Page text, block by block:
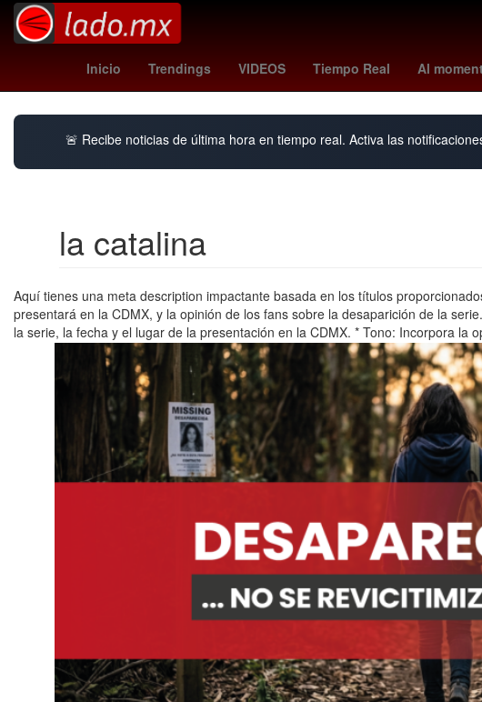
Inicio Trendings VIDEOS Tiempo Real Al
Estados Unidos Ocoyucan belgica vs españa Fox
🚨 Recibe noticias de última hora en tiempo real. Activa las
la catalina
Aquí tienes una meta description impactante basada en los títulos
presentará en la CDMX, y la opinión de los fans sobre la desaparición de la
la serie, la fecha y el lugar de la presentación en la CDMX. * Tono: Incorpora